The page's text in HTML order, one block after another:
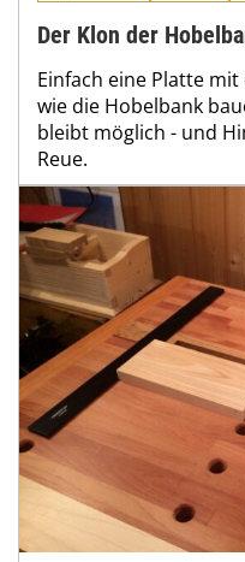
Der Klon der
Einfach eine Platte
wie die Hobelbank
bleibt möglich - und
Reue.